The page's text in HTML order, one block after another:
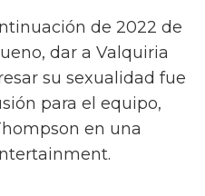
de 2022 de
dar a Valquiria
su sexualidad fue
para el equipo,
en una